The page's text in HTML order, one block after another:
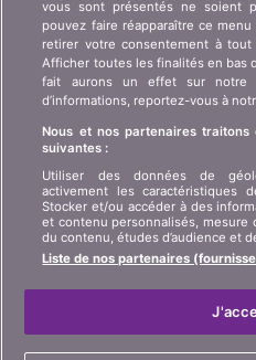
Publicité
Affiliation / Partenariat
Presse
LANGUE
FR IT
vous sont présentés ne soient
pouvez faire réapparaître ce
retirer votre consentement à
Afficher toutes les finalités en bas
fait aurons un effet sur notre
d’informations, reportez-vous à
Nous et nos partenaires
suivantes :
Utiliser des données de
activement les caractéristiques
Stocker et/ou accéder à des
et contenu personnalisés,
du contenu, études d’audience et
Liste de nos partenaires